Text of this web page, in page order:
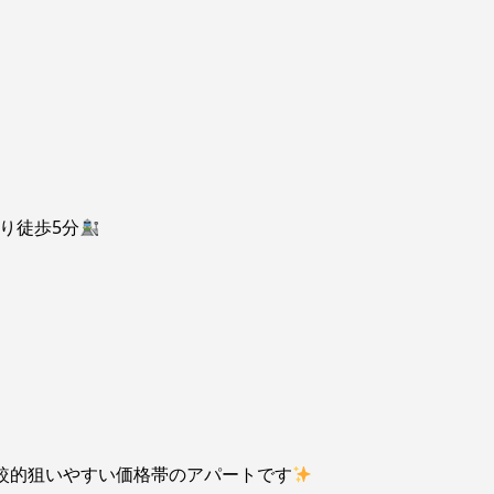
徒歩5分
狙いやすい価格帯のアパートです